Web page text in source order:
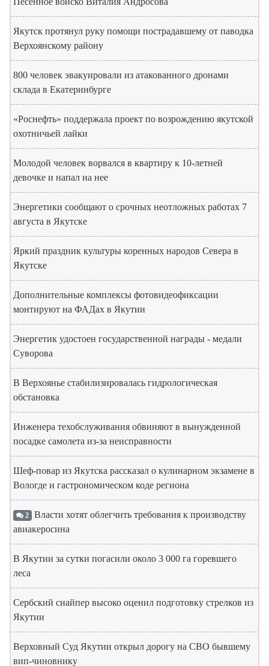
Якутск протянул руку помощи пострадавшему от паводка
Верхоянскому району
800 человек эвакуировали из атакованного дронами
склада в Екатеринбурге
«Роснефть» поддержала проект по возрождению якутской
охотничьей лайки
Молодой человек ворвался в квартиру к 10-летней
девочке и напал на нее
Энергетики сообщают о срочных неотложных работах 7
августа в Якутске
Яркий праздник культуры коренных народов Севера в
Якутске
Дополнительные комплексы фотовидеофиксации
монтируют на ФАДах в Якутии
Энергетик удостоен государственной награды - медали
Суворова
В Верхоянье стабилизировалась гидрологическая
обстановка
Инженера техобслуживания обвиняют в вынужденной
посадке самолета из-за неисправности
Шеф-повар из Якутска рассказал о кулинарном экзамене в
Вологде и гастрономическом коде региона
2 Власти хотят облегчить требования к производству
авиакеросина
В Якутии за сутки погасили около 3 000 га горевшего
леса
Сербский снайпер высоко оценил подготовку стрелков из
Якутии
Верховный Суд Якутии открыл дорогу на СВО бывшему
вип-чиновнику